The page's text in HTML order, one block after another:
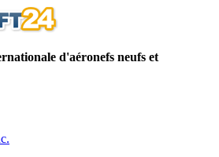
d'aéronefs neufs et